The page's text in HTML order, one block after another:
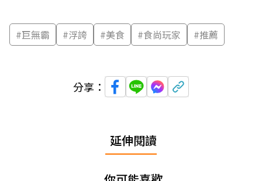
#巨無霸 #浮誇 #美食 #食尚玩家 #推薦
分享：
延伸閱讀